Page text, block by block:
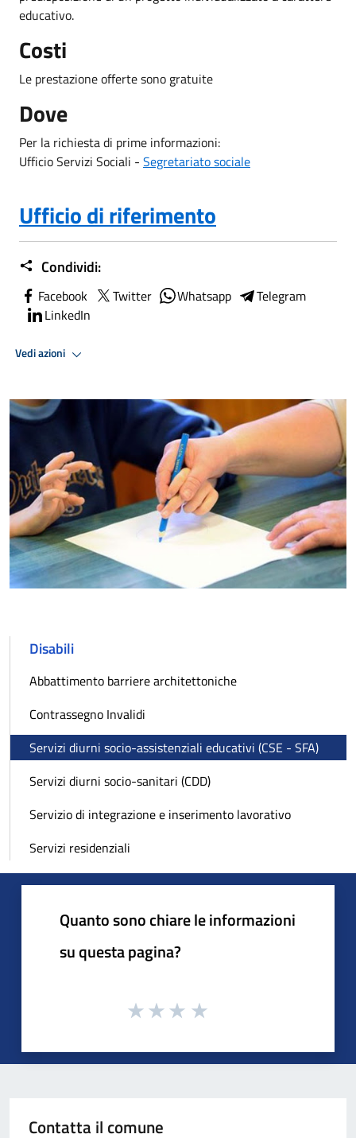
educativo.
Costi
Le prestazione offerte sono gratuite
Dove
Per la richiesta di prime informazioni:
Ufficio Servizi Sociali - Segretariato sociale
Ufficio di riferimento
Condividi:
Facebook Twitter Whatsapp
Telegram
LinkedIn
Vedi azioni
Disabili
Abbattimento barriere architettoniche
Contrassegno Invalidi
Servizi diurni socio-assistenziali educativi (CSE - SFA)
Servizi diurni socio-sanitari (CDD)
Servizio di integrazione e inserimento lavorativo
Servizi residenziali
Quanto sono chiare le informazioni
su questa pagina?
Contatta il comune